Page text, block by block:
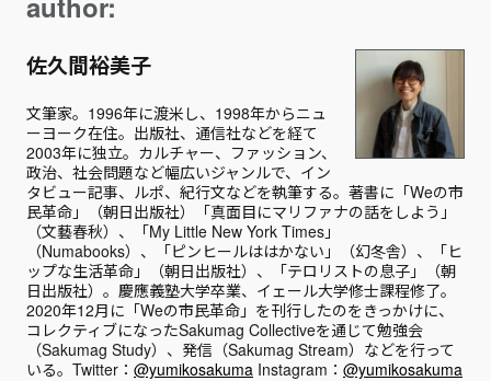
佐久間裕美子
文筆家。1996年に渡米し、1998年からニュ
ーヨーク在住。出版社、通信社などを経て
2003年に独立。カルチャー、ファッション、
政治、社会問題など幅広いジャンルで、イン
タビュー記事、ルポ、紀行文などを執筆する。著書に「Weの市
民革命」（朝日出版社）「真面目にマリファナの話をしよう」
（文藝春秋）、「My Little New York Times」
（Numabooks）、「ピンヒールははかない」（幻冬舎）、「ヒ
ップな生活革命」（朝日出版社）、「テロリストの息子」（朝
日出版社）。慶應義塾大学卒業、イェール大学修士課程修了。
2020年12月に「Weの市民革命」を刊行したのをきっかけに、
コレクティブになったSakumag Collectiveを通じて勉強会
（Sakumag Study）、発信（Sakumag Stream）などを行って
いる。Twitter： @yumikosakuma Instagram： @yumikosakuma